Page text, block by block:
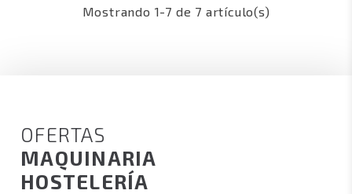
Mostrando 1-7 de 7 artículo(s)
OFERTAS
MAQUINARIA
HOSTELERÍA